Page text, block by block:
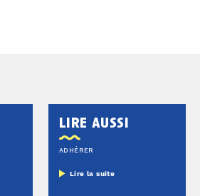
lire aussi
ADHÉRER
Lire la suite